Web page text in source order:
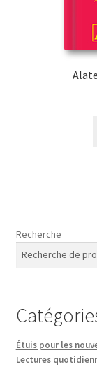
Recherche
Étuis pour les
Lectures